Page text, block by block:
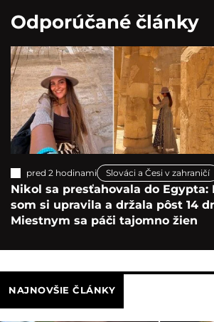
Odporúčané články
pred 2 hodinami Slováci a Česi v zahraničí
Nikol sa presťahovala do Egypta:
som si upravila a držala pôst 14
Miestnym sa páči tajomno žien
NAJNOVŠIE ČLÁNKY